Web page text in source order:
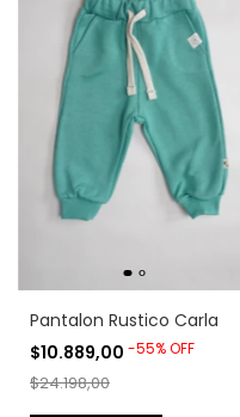
Pantalon Rustico Carla
$10.889,00 -55%OFF
$24.198,00